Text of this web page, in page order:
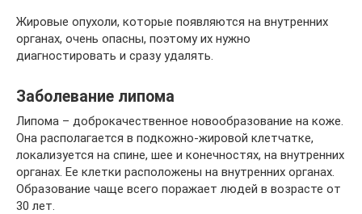
Жировые опухоли, которые появляются на внутренних
органах, очень опасны, поэтому их нужно
диагностировать и сразу удалять.
Заболевание липома
Липома – доброкачественное новообразование на коже.
Она располагается в подкожно-жировой клетчатке,
локализуется на спине, шее и конечностях, на внутренних
органах. Ее клетки расположены на внутренних органах.
Образование чаще всего поражает людей в возрасте от
30 лет.